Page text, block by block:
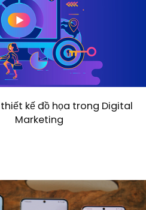
kế đồ họa trong Digital
Marketing